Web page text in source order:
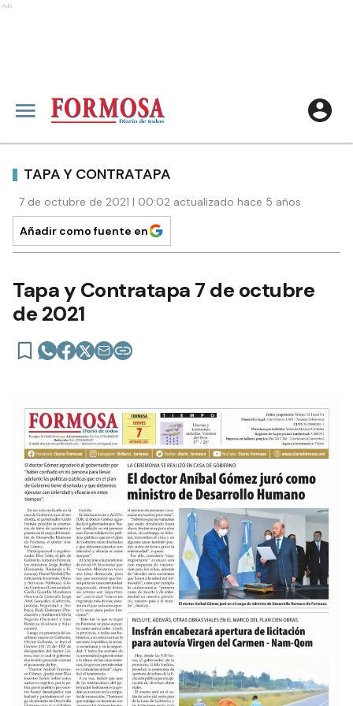
Ads
TAPA Y CONTRATAPA
7 de octubre de 2021 | 00:02 actualizado hace 5 años
Añadir como fuente en
Tapa y Contratapa 7 de octubre
de 2021